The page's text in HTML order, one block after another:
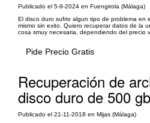
Publicado el 5-9-2024 en Fuengirola (Málaga)
El disco duro sufrio algun tipo de problema en
mismo sin exito. Quiero recuperar datos de la
cosa smuy necesaria, dependiendo del precio
Pide Precio Gratis
Recuperación de
disco duro de 500 gb
Publicado el 21-11-2018 en Mijas (Málaga)